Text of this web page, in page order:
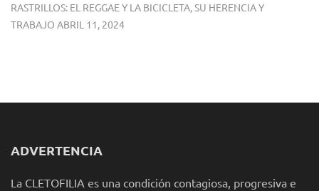
RASTRILLOS: EL REGGAE Y LA BICICLETA, SU HERENCIA Y
TRABAJO ABRIL 11, 2024
ADVERTENCIA
La CLETOFILIA es una condición contagiosa, progresiva e